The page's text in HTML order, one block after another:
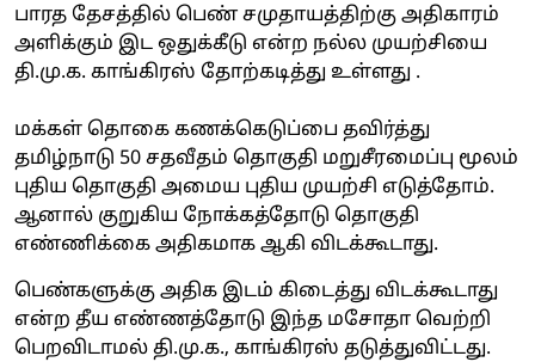
பாரத தேசத்தில் பெண் சமுதாயத்திற்கு அதிகாரம்
அளிக்கும் இட ஒதுக்கீடு என்ற நல்ல முயற்சியை
தி.மு.க. காங்கிரஸ் தோற்கடித்து உள்ளது .
மக்கள் தொகை கணக்கெடுப்பை தவிர்த்து
தமிழ்நாடு 50 சதவீதம் தொகுதி மறுசீரமைப்பு மூலம்
புதிய தொகுதி அமைய புதிய முயற்சி எடுத்தோம்.
ஆனால் குறுகிய நோக்கத்தோடு தொகுதி
எண்ணிக்கை அதிகமாக ஆகி விடக்கூடாது.
பெண்களுக்கு அதிக இடம் கிடைத்து விடக்கூடாது
என்ற தீய எண்ணத்தோடு இந்த மசோதா வெற்றி
பெறவிடாமல் தி.மு.க., காங்கிரஸ் தடுத்துவிட்டது.